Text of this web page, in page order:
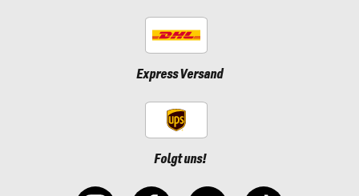
Express Versand
Folgt uns!